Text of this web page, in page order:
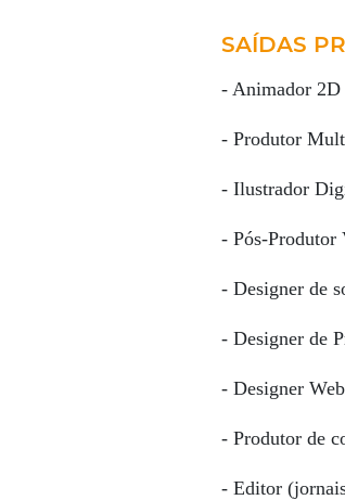
SAÍDAS
- Animador 2D
- Produtor
- Ilustrador
- Pós-
- Designer de
- Designer de
- Designer
- Produtor de
- Editor